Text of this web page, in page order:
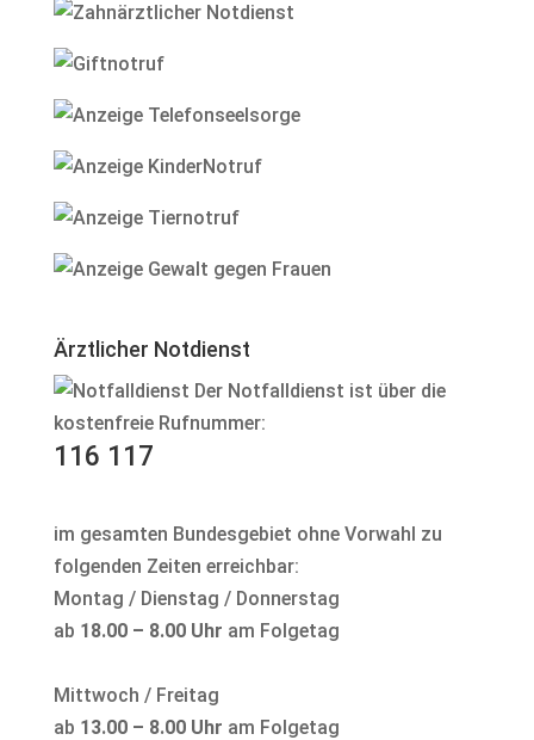
Ärztlicher Notdienst
Der Notfalldienst ist über die
kostenfreie Rufnummer:
116 117
im gesamten Bundesgebiet ohne Vorwahl zu
folgenden Zeiten erreichbar:
Montag / Dienstag / Donnerstag
ab 18.00 – 8.00 Uhr am Folgetag
Mittwoch / Freitag
ab 13.00 – 8.00 Uhr am Folgetag